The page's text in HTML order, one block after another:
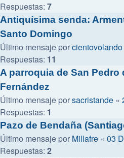
Respuestas: 7
Antiquísima senda:
Santo Domingo
Último mensaje porcientovolando
Respuestas: 11
A parroquia de San Pedro
Fernández
Último mensaje porsacristande «
Respuestas: 1
Pazo de Bendaña
Último mensaje por Millafre « 03
Respuestas: 2